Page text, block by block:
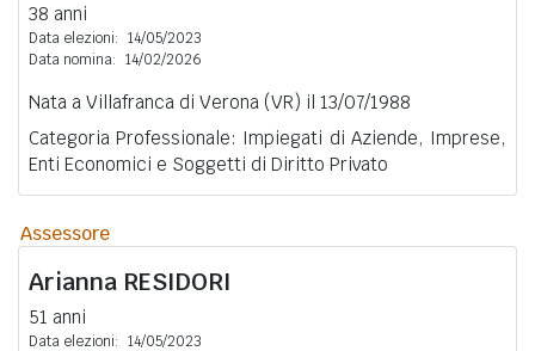
38 anni
Data elezioni: 14/05/2023
Data nomina: 14/02/2026
Nata a Villafranca di Verona (VR) il 13/07/1988
Categoria Professionale: Impiegati di Aziende, Imprese,
Enti Economici e Soggetti di Diritto Privato
Assessore
Arianna RESIDORI
51 anni
Data elezioni: 14/05/2023